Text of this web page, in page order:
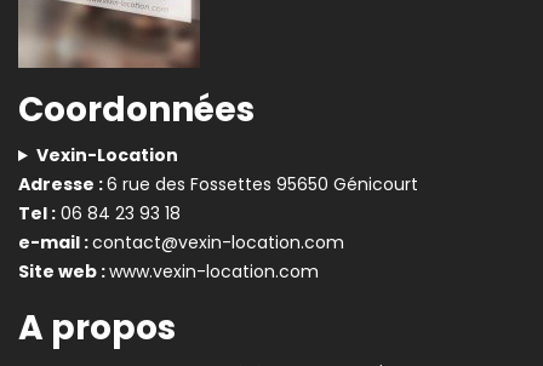
Coordonnées
Vexin-Location
Adresse :6 rue des Fossettes 95650 Génicourt
Tel : 06 84 23 93 18
e-mail :contact@vexin-location.com
Site web :www.vexin-location.com
A propos